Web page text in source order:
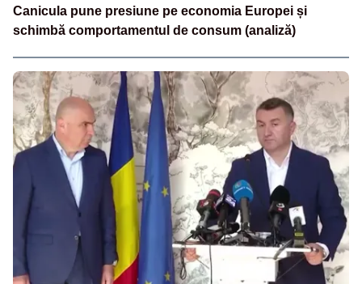
Canicula pune presiune pe economia Europei și
schimbă comportamentul de consum (analiză)